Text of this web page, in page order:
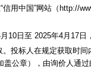
信用中国”网站（ http://
月 10 日至 2025年4月 17 日
投标人在规定获取时间
公章），由询价人通过